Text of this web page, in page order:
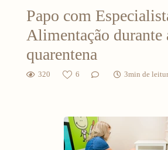
Papo com
Alimentação durante
quarentena
320 6 3min de